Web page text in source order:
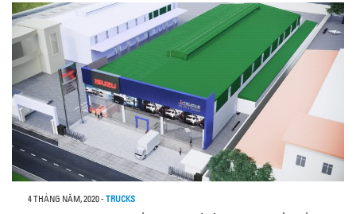
4 THÁNG NĂM, 2020- TRUCKS